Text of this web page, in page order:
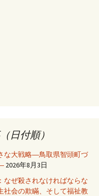
日付順）
な大戦略―鳥取県智頭町づ
2026年8月3日
ぜ殺されなければならな
会の欺瞞、そして福祉教